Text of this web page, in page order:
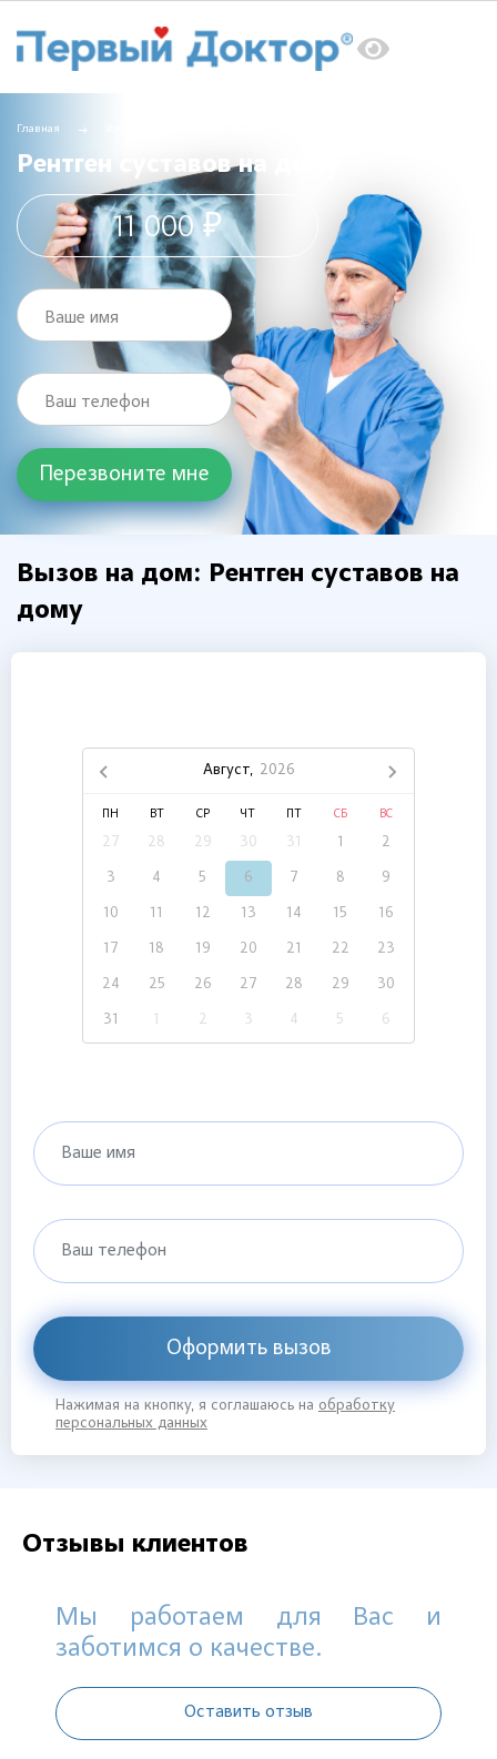
Главная
Рентген суставов на дому
11 000 ₽
Ваше имя
Ваш телефон
Вызов на дом: Рентген суставов на
дому
Август, 2026
ПН ВТ СР ЧТ СБ ВС
27 28 29 30 31 1 2
3 4 5 6 7 8 9
10 11 12 13 14 15 16
17 18 19 20 21 22 23
24 25 26 27 28 29 30
31 1 2 3 4 5 6
Ваше имя
Ваш телефон
Оформить вызов
Нажимая на кнопку, я соглашаюсь на обработку
персональных данных
Отзывы клиентов
Мы работаем для Вас и
заботимся о качестве.
Оставить отзыв